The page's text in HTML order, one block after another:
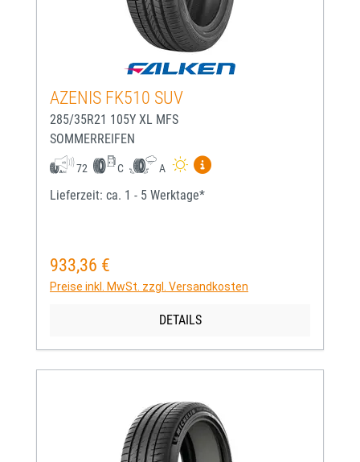
AZENIS FK510 SUV
285/35R21 105Y XL MFS
SOMMERREIFEN
72 C A
Mehr Informationen zum
Lieferzeit: ca. 1 - 5 Werktage*
Regulärer Preis:
933,36 €
Preise inkl. MwSt. zzgl. Versandkosten
DETAILS